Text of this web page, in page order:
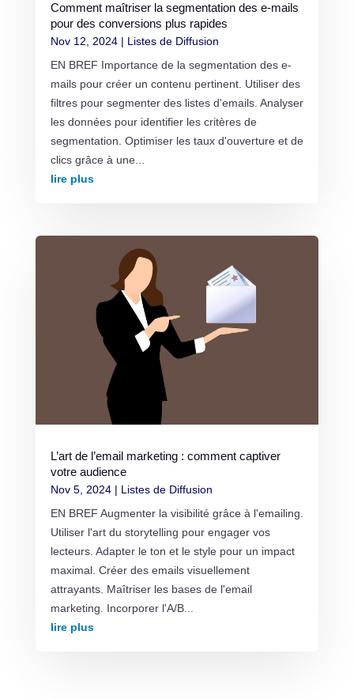
Comment maîtriser la segmentation des e-mails
pour des conversions plus rapides
Nov 12, 2024| Listes de Diffusion
EN BREF Importance de la segmentation des e-
mails pour créer un contenu pertinent. Utiliser des
filtres pour segmenter des listes d'emails. Analyser
les données pour identifier les critères de
segmentation. Optimiser les taux d'ouverture et de
clics grâce à une...
lire plus
L’art de l’email marketing : comment captiver
votre audience
Nov 5, 2024| Listes de Diffusion
EN BREF Augmenter la visibilité grâce à l'emailing.
Utiliser l'art du storytelling pour engager vos
lecteurs. Adapter le ton et le style pour un impact
maximal. Créer des emails visuellement
attrayants. Maîtriser les bases de l'email
marketing. Incorporer l'A/B...
lire plus